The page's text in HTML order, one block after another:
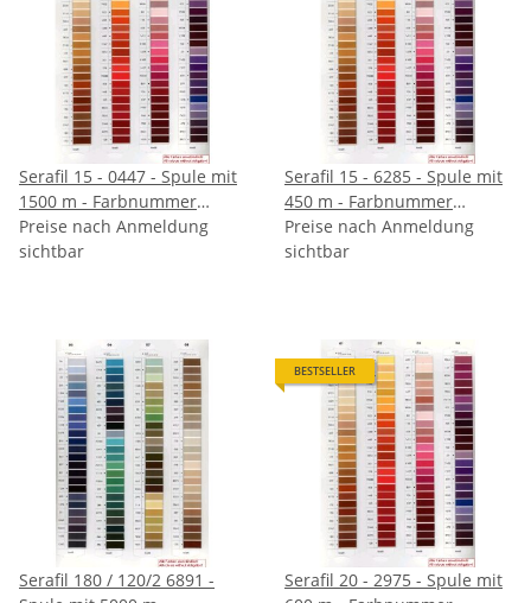
Serafil 15 - 0447 - Spule mit
1500 m - Farbnummer
angeben
Preise nach Anmeldung
sichtbar
Serafil 15 - 6285 - Spule mit
450 m - Farbnummer
angeben
Preise nach Anmeldung
sichtbar
Serafil 180 / 120/2 6891 -
BESTSELLER
Serafil 20 - 2975 - Spule mit